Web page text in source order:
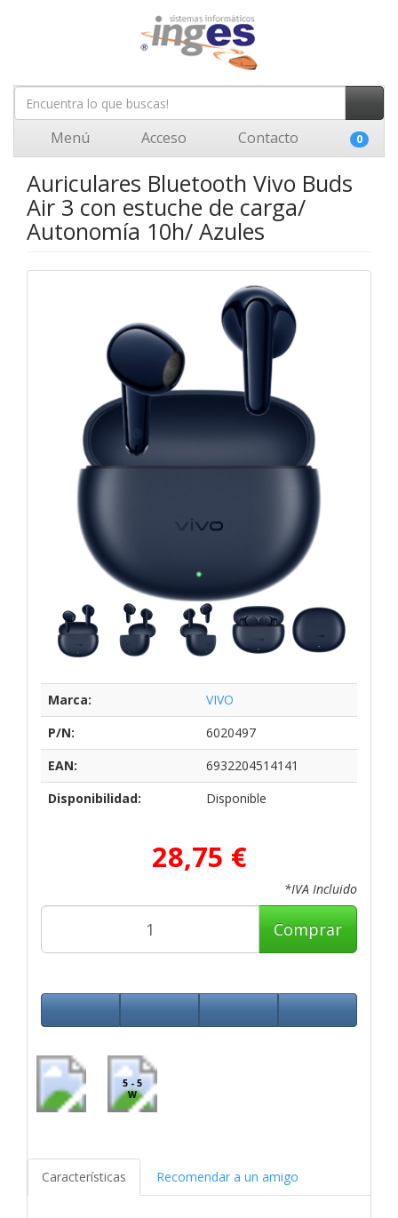
Menú Acceso Contacto 0
Auriculares Bluetooth Vivo Buds
Air 3 con estuche de carga/
Autonomía 10h/ Azules
Marca:
VIVO
P/N:
6020497
EAN:
6932204514141
Disponibilidad:
Disponible
28,75 €
*IVA Incluido
Comprar
5 - 5
W
Características Recomendar a un amigo